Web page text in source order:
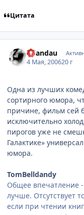
Цитата
Dilandau
4 Мая, 200620 г
Одна из лучших
сортирного юмора,
причине, фильм сей
исключительно
пирогов уже не
Галактике»
юмора.
TomBelldandy
Общее впечатление
лучше. Отсутствует
если при чтении